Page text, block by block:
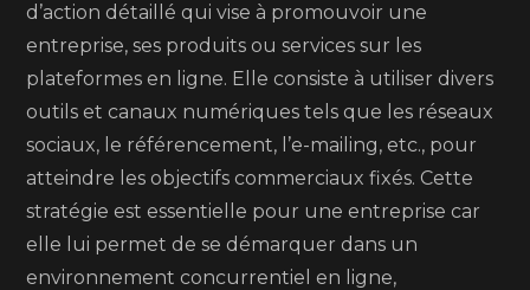
d’action détaillé qui vise à promouvoir une
entreprise, ses produits ou services sur les
plateformes en ligne. Elle consiste à utiliser divers
outils et canaux numériques tels que les réseaux
sociaux, le référencement, l’e-mailing, etc., pour
atteindre les objectifs commerciaux fixés. Cette
stratégie est essentielle pour une entreprise car
elle lui permet de se démarquer dans un
environnement concurrentiel en ligne,